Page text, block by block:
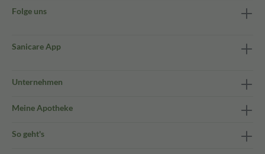
Folge uns
Sanicare App
Unternehmen
Meine Apotheke
So geht's